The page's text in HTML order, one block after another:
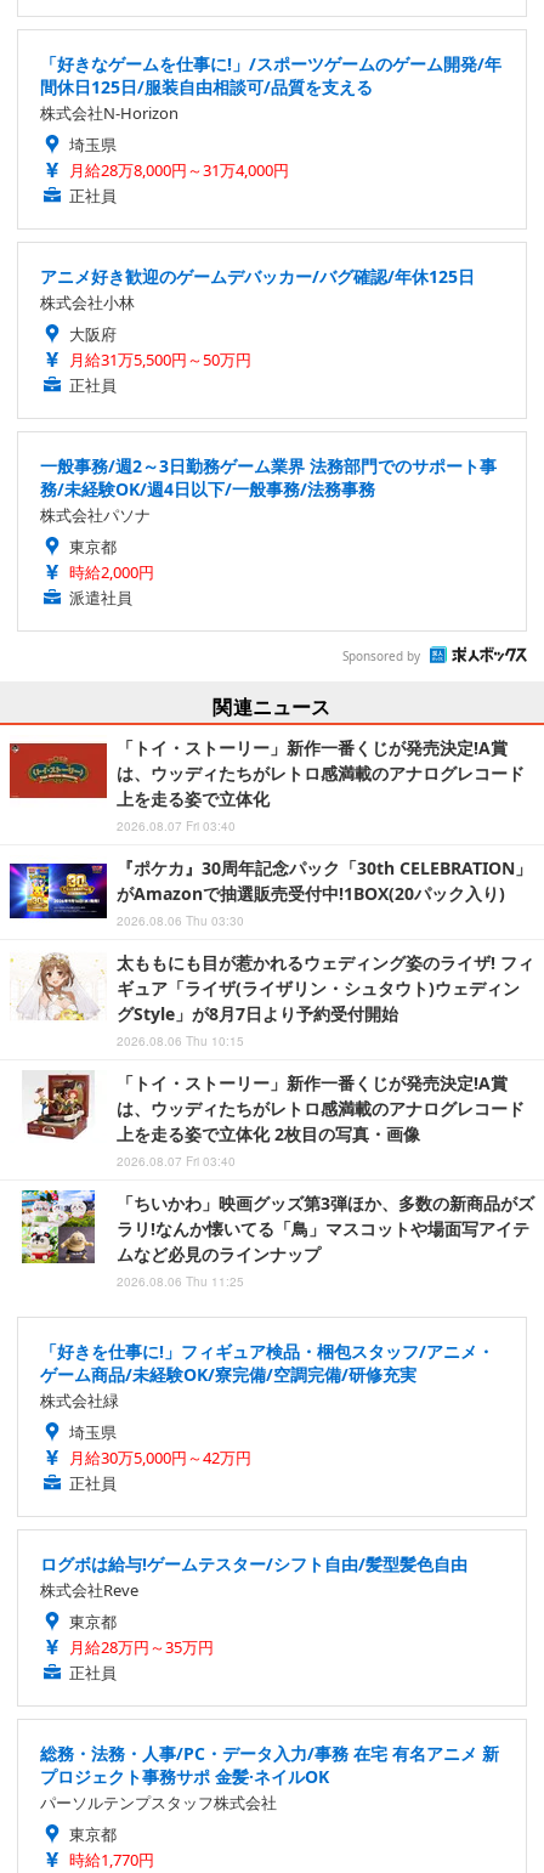
「好きなゲームを仕事に!」/スポーツゲームのゲーム開発/年
間休日125日/服装自由相談可/品質を支える
株式会社N-Horizon
埼玉県
月給28万8,000円～31万4,000円
正社員
アニメ好き歓迎のゲームデバッカー/バグ確認/年休125日
株式会社小林
大阪府
月給31万5,500円～50万円
正社員
一般事務/週2～3日勤務ゲーム業界 法務部門でのサポート事
務/未経験OK/週4日以下/一般事務/法務事務
株式会社パソナ
東京都
時給2,000円
派遣社員
Sponsored by
関連ニュース
「トイ・ストーリー」新作一番くじが発売決定!A賞
は、ウッディたちがレトロ感満載のアナログレコード
上を走る姿で立体化
2026.08.07 Fri 03:40
『ポケカ』30周年記念パック「30th CELEBRATION」
がAmazonで抽選販売受付中!1BOX(20パック入り)
2026.08.06 Thu 03:30
太ももにも目が惹かれるウェディング姿のライザ! フィ
ギュア「ライザ(ライザリン・シュタウト)ウェディン
グStyle」が8月7日より予約受付開始
2026.08.06 Thu 10:15
「トイ・ストーリー」新作一番くじが発売決定!A賞
は、ウッディたちがレトロ感満載のアナログレコード
上を走る姿で立体化 2枚目の写真・画像
2026.08.07 Fri 03:40
「ちいかわ」映画グッズ第3弾ほか、多数の新商品がズ
ラリ!なんか懐いてる「鳥」マスコットや場面写アイテ
ムなど必見のラインナップ
2026.08.06 Thu 11:25
「好きを仕事に!」フィギュア検品・梱包スタッフ/アニメ・
ゲーム商品/未経験OK/寮完備/空調完備/研修充実
株式会社緑
埼玉県
月給30万5,000円～42万円
正社員
ログボは給与!ゲームテスター/シフト自由/髪型髪色自由
株式会社Reve
東京都
月給28万円～35万円
正社員
総務・法務・人事/PC・データ入力/事務 在宅 有名アニメ 新
プロジェクト事務サポ 金髪·ネイルOK
パーソルテンプスタッフ株式会社
東京都
時給1,770円